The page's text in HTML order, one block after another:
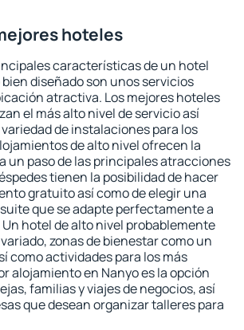
hoteles
características de un hotel
diseñado son unos servicios
atractiva. Los mejores hoteles
el más alto nivel de servicio así
de instalaciones para los
de alto nivel ofrecen la
un paso de las principales atracciones
tienen la posibilidad de hacer
gratuito así como de elegir una
que se adapte perfectamente a
hotel de alto nivel probablemente
zonas de bienestar como un
como actividades para los más
alojamiento en Nanyo es la opción
familias y viajes de negocios, así
que desean organizar talleres para